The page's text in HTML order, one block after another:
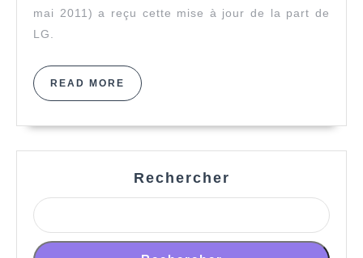
mai 2011) a reçu cette mise à jour de la part de
LG.
READ MORE READ
MORE
Rechercher